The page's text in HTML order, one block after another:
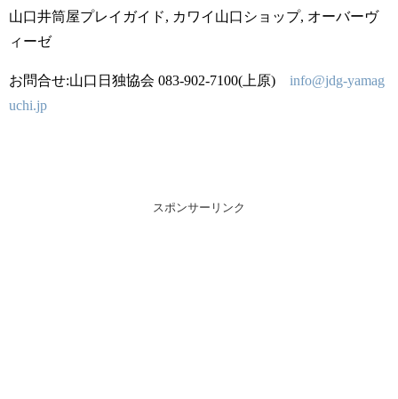
山口井筒屋プレイガイド, カワイ山口ショップ, オーバーヴ
ィーゼ
お問合せ:山口日独協会 083-902-7100(上原) info@jdg-yamag
uchi.jp
スポンサーリンク